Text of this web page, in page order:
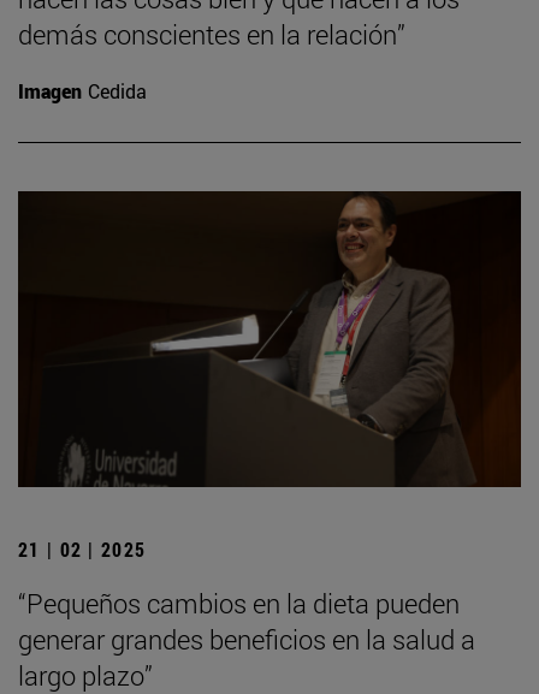
demás conscientes en la relación”
Imagen Cedida
21 | 02 | 2025
“Pequeños cambios en la dieta pueden
generar grandes beneficios en la salud a
largo plazo”